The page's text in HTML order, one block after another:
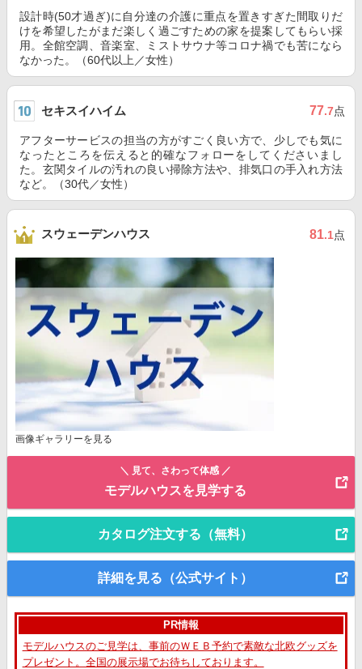
設計時(50才過ぎ)に自分達の介護に重点を置きすぎた間取りだ
けを希望したがまだ楽しく過ごすための家を提案してもらい採
用。全館空調、音楽室、ミストサウナ等コロナ禍でも苦になら
なかった。（60代以上／女性）
セキスイハイム 77.7点
アフターサービスの担当の方がすごく良い方で、少しでも気に
なったところを伝えると的確なフォローをしてくださいまし
た。玄関タイルの汚れの良い掃除方法や、排気口の手入れ方法
など。（30代／女性）
スウェーデンハウス 81.1点
画像ギャラリーを見る
＼ 見て、さわって体感 ／
モデルハウスを見学する
カタログ注文する（無料）
詳細を見る（公式サイト）
PR情報
モデルハウスのご見学は、事前のＷＥＢ予約で素敵な北欧グッズを
プレゼント。全国の展示場でお待ちしております。